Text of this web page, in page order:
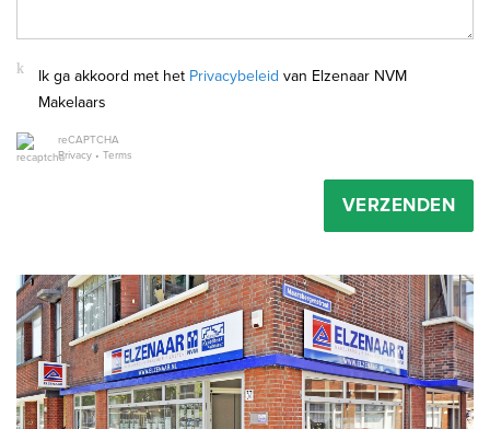
Ik ga akkoord met het Privacybeleid van Elzenaar NVM
Makelaars
reCAPTCHA
Privacy • Terms
VERZENDEN